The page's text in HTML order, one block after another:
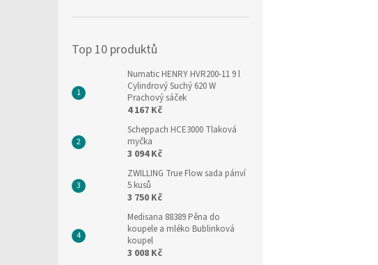
Top 10 produktů
Numatic HENRY HVR200-11 9 l
Cylindrový Suchý 620 W
Prachový sáček
4 167 Kč
Scheppach HCE3000 Tlaková
myčka
3 094 Kč
ZWILLING True Flow sada pánví
5 kusů
3 750 Kč
Medisana 88389 Pěna do
koupele a mléko Bublinková
koupel
3 008 Kč